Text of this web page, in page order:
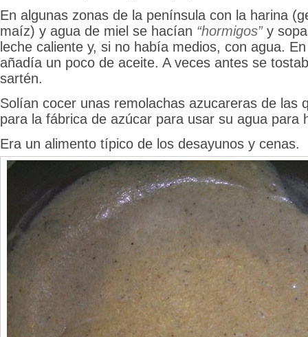
En algunas zonas de la península con la harina
maíz) y agua de miel se hacían “hormigos” y
leche caliente y, si no había medios, con agua.
añadía un poco de aceite. A veces antes se
sartén.
Solían cocer unas remolachas azucareras de las
para la fábrica de azúcar para usar su agua para
Era un alimento típico de los desayunos y cenas.